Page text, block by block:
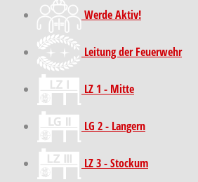
Werde Aktiv!
Leitung der Feuerwehr
LZ 1 - Mitte
LG 2 - Langern
LZ 3 - Stockum